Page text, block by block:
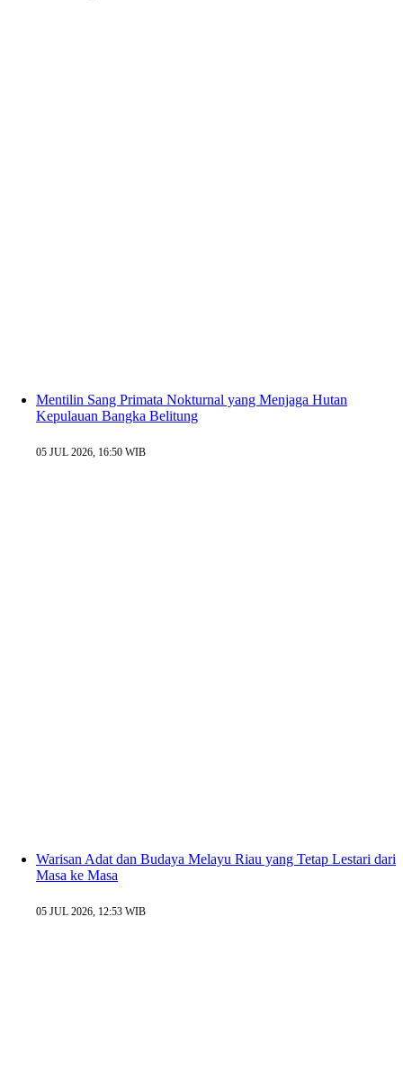
Mentilin Sang Primata Nokturnal yang Menjaga Hutan
Kepulauan Bangka Belitung
05 JUL 2026, 16:50 WIB
Warisan Adat dan Budaya Melayu Riau yang Tetap Lestari dari
Masa ke Masa
05 JUL 2026, 12:53 WIB